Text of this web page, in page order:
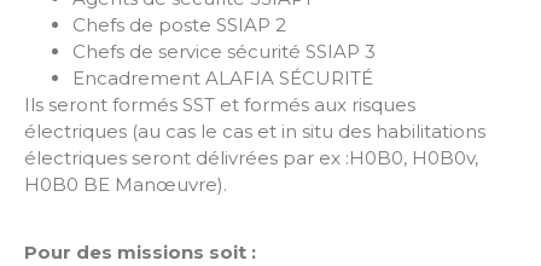
Chefs de poste SSIAP 2
Chefs de service sécurité SSIAP 3
Encadrement ALAFIA SÉCURITÉ
Ils seront formés SST et formés aux risques
électriques (au cas le cas et in situ des habilitations
électriques seront délivrées par ex :H0B0, H0B0v,
H0B0 BE Manœuvre).
Pour des missions soit :